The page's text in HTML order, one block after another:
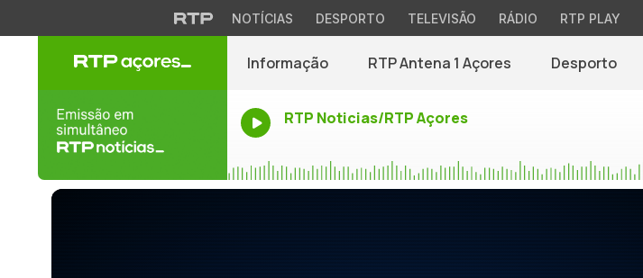
NOTÍCIAS DESPORTO TELEVISÃO RÁDIO RTP PLAY
Informação RTP Antena 1 Açores Desporto
RTP Noticias/RTP Açores